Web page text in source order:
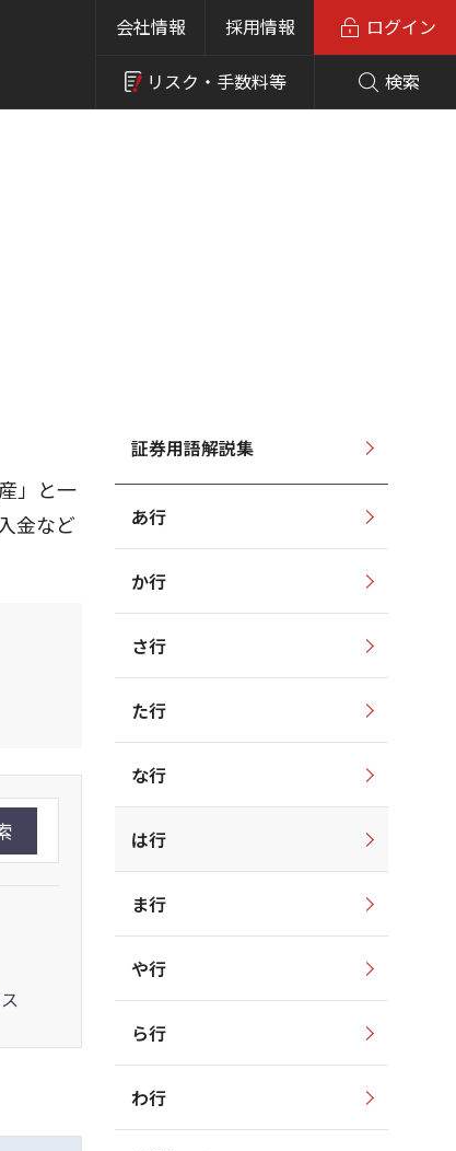
会社情報 採用情報
リスク・ 手数料等 検索
ログイン
」と一
金など
証券用語解説集
あ行
か行
さ行
た行
な行
は行
ま行
や行
ら行
わ行